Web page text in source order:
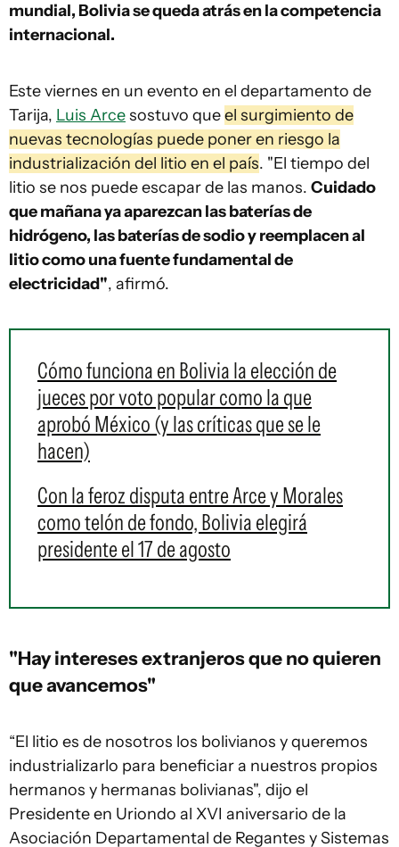
mundial, Bolivia se queda atrás en la competencia
internacional.
Este viernes en un evento en el departamento de
Tarija, Luis Arcesostuvo queel surgimiento de
nuevas tecnologías puede poner en riesgo la
industrialización del litio en el país. "El tiempo del
litio se nos puede escapar de las manos. Cuidado
que mañana ya aparezcan las baterías de
hidrógeno, las baterías de sodio y reemplacen al
litio como una fuente fundamental de
electricidad", afirmó.
Cómo funciona en Bolivia la elección de
jueces por voto popular como la que
aprobó México (y las críticas que se le
hacen)
Con la feroz disputa entre Arce y Morales
como telón de fondo, Bolivia elegirá
presidente el 17 de agosto
"Hay intereses extranjeros que no quieren
que avancemos"
“El litio es de nosotros los bolivianos y queremos
industrializarlo para beneficiar a nuestros propios
hermanos y hermanas bolivianas", dijo el
Presidente en Uriondo al XVI aniversario de la
Asociación Departamental de Regantes y Sistemas